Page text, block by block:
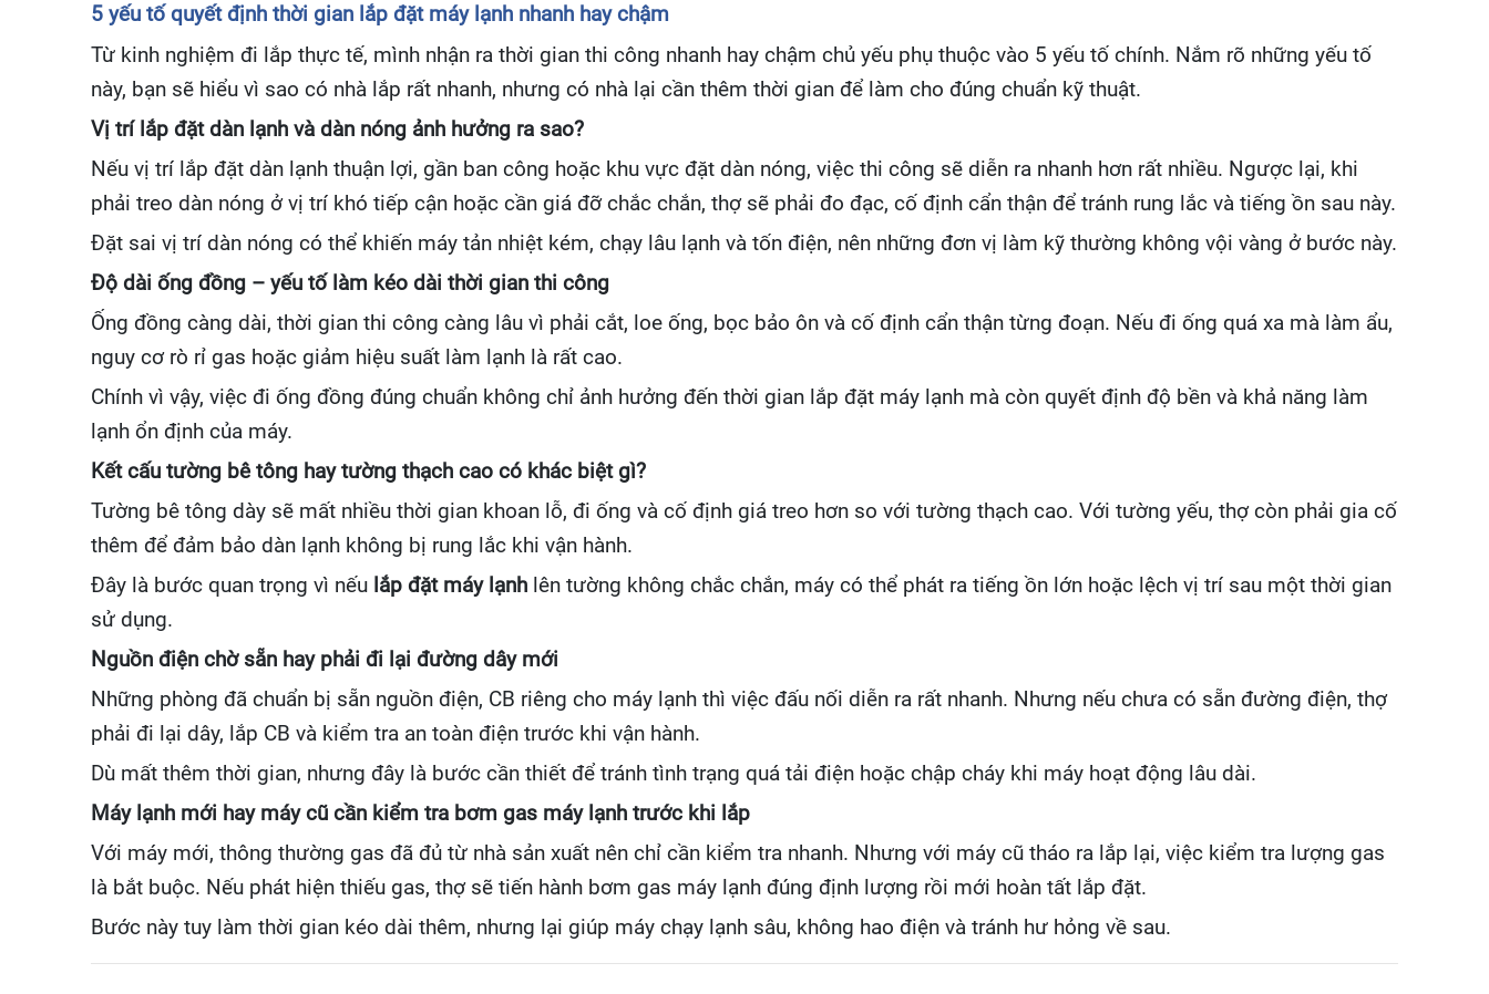
5 yếu tố quyết định thời gian lắp đặt máy lạnh nhanh hay chậm
Từ kinh nghiệm đi lắp thực tế, mình nhận ra thời gian thi công nhanh hay chậm chủ yếu phụ thuộc vào 5 yếu tố chính. Nắm rõ những yếu tố
này, bạn sẽ hiểu vì sao có nhà lắp rất nhanh, nhưng có nhà lại cần thêm thời gian để làm cho đúng chuẩn kỹ thuật.
Vị trí lắp đặt dàn lạnh và dàn nóng ảnh hưởng ra sao?
Nếu vị trí lắp đặt dàn lạnh thuận lợi, gần ban công hoặc khu vực đặt dàn nóng, việc thi công sẽ diễn ra nhanh hơn rất nhiều. Ngược lại, khi
phải treo dàn nóng ở vị trí khó tiếp cận hoặc cần giá đỡ chắc chắn, thợ sẽ phải đo đạc, cố định cẩn thận để tránh rung lắc và tiếng ồn sau này.
Đặt sai vị trí dàn nóng có thể khiến máy tản nhiệt kém, chạy lâu lạnh và tốn điện, nên những đơn vị làm kỹ thường không vội vàng ở bước này.
Độ dài ống đồng – yếu tố làm kéo dài thời gian thi công
Ống đồng càng dài, thời gian thi công càng lâu vì phải cắt, loe ống, bọc bảo ôn và cố định cẩn thận từng đoạn. Nếu đi ống quá xa mà làm ẩu,
nguy cơ rò rỉ gas hoặc giảm hiệu suất làm lạnh là rất cao.
Chính vì vậy, việc đi ống đồng đúng chuẩn không chỉ ảnh hưởng đến thời gian lắp đặt máy lạnh mà còn quyết định độ bền và khả năng làm
lạnh ổn định của máy.
Kết cấu tường bê tông hay tường thạch cao có khác biệt gì?
Tường bê tông dày sẽ mất nhiều thời gian khoan lỗ, đi ống và cố định giá treo hơn so với tường thạch cao. Với tường yếu, thợ còn phải gia cố
thêm để đảm bảo dàn lạnh không bị rung lắc khi vận hành.
Đây là bước quan trọng vì nếu lắp đặt máy lạnh lên tường không chắc chắn, máy có thể phát ra tiếng ồn lớn hoặc lệch vị trí sau một thời gian
sử dụng.
Nguồn điện chờ sẵn hay phải đi lại đường dây mới
Những phòng đã chuẩn bị sẵn nguồn điện, CB riêng cho máy lạnh thì việc đấu nối diễn ra rất nhanh. Nhưng nếu chưa có sẵn đường điện, thợ
phải đi lại dây, lắp CB và kiểm tra an toàn điện trước khi vận hành.
Dù mất thêm thời gian, nhưng đây là bước cần thiết để tránh tình trạng quá tải điện hoặc chập cháy khi máy hoạt động lâu dài.
Máy lạnh mới hay máy cũ cần kiểm tra bơm gas máy lạnh trước khi lắp
Với máy mới, thông thường gas đã đủ từ nhà sản xuất nên chỉ cần kiểm tra nhanh. Nhưng với máy cũ tháo ra lắp lại, việc kiểm tra lượng gas
là bắt buộc. Nếu phát hiện thiếu gas, thợ sẽ tiến hành bơm gas máy lạnh đúng định lượng rồi mới hoàn tất lắp đặt.
Bước này tuy làm thời gian kéo dài thêm, nhưng lại giúp máy chạy lạnh sâu, không hao điện và tránh hư hỏng về sau.